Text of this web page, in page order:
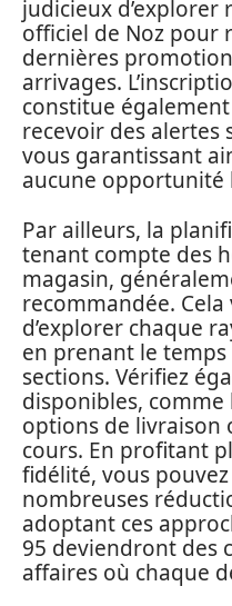
judicieux
officiel de Noz pour
dernières
arrivages.
constitue
recevoir des alertes
vous garantissant
aucune opportunité
Par ailleurs, la
tenant compte des
magasin,
recommandée.
d’explorer chaque
en prenant le
sections. Vérifiez
disponibles,
options de livraison
cours. En profitant
fidélité, vous
nombreuses
adoptant ces
95 deviendront des
affaires où chaque